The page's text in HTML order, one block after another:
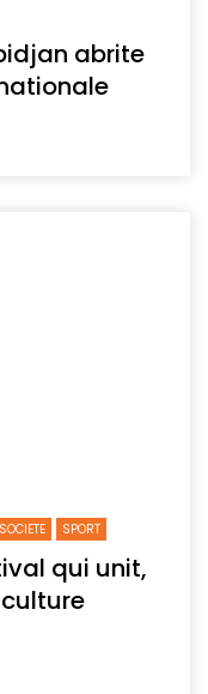
abrite
SOCIETE SPORT
qui unit,